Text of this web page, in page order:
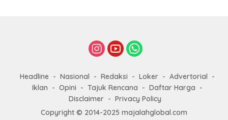
Headline Nasional Redaksi Loker
Advertorial
Iklan
Opini Tajuk Rencana
Daftar Harga
Disclaimer
Privacy Policy
Copyright © 2014-2025 majalahglobal.com